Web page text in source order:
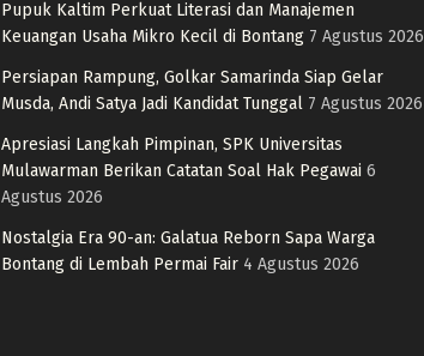
Pupuk Kaltim Perkuat Literasi dan Manajemen
Keuangan Usaha Mikro Kecil di Bontang 7 Agustus 2026
Persiapan Rampung, Golkar Samarinda Siap Gelar
Musda, Andi Satya Jadi Kandidat Tunggal 7 Agustus 2026
Apresiasi Langkah Pimpinan, SPK Universitas
Mulawarman Berikan Catatan Soal Hak Pegawai 6
Agustus 2026
Nostalgia Era 90-an: Galatua Reborn Sapa Warga
Bontang di Lembah Permai Fair 4 Agustus 2026